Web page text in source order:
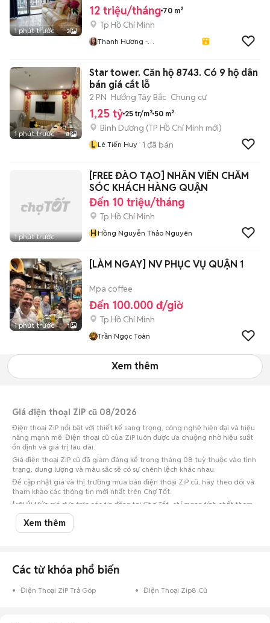
1 phút trước 3
12 triệu/tháng 70 m²
Tp Hồ Chí Minh
Thanh Hương -
1 phút trước 8
Star tower. Căn hộ 8743. Có 9 hộ dân
bán giá cắt lỗ
2 PN Hướng Tây Bắc Chung cư
1,25 tỷ 25 tr/m² 50 m²
Bình Dương (TP Hồ Chí Minh mới)
L Lê Tiến Huy 1 đã bán
1 phút trước
[FREE ĐÀO TẠO] NHÂN VIÊN CHĂM
SÓC KHÁCH HÀNG QUẬN
Đến 10 triệu/tháng
Tp Hồ Chí Minh
HHồng Nguyễn Thảo Nguyên
1 phút trước 1
[LÀM NGAY] NV PHỤC VỤ QUẬN 1
Mpa coffee
Đến 100.000 đ/giờ
Tp Hồ Chí Minh
Trần Ngọc Toàn
Xem thêm
Giá điện thoại ZiP cũ 08/2026
Điện thoại ZiP nổi bật với thiết kế sang trọng, công nghệ hiện đại và hiệu
năng mạnh mẽ. Điện thoại cũ của ZiP luôn được ưa chuộng nhờ hiệu suất
ổn định và giá trị lâu dài.
Giá điện thoại ZiP cũ đã giảm đáng kể trong tháng 08 tuỳ thuộc vào tình
trạng, dung lượng và màu sắc sẽ có sự chênh lệch khác nhau.
Để cập nhật giá và thị trường mua bán điện thoại ZiP cũ, hãy theo dõi và
tham khảo các thông tin mới nhất trên Chợ Tốt.
Lưu ý: Mức giá dựa trên các tin đăng tại Chợ Tốt, chỉ mang tính chất tham
khảo. Giá điện thoại ZiP cũ sẽ phụ thuộc vào tình trạng, phiên bản và các
thoả thuận khi mua bán.
giúp người dùng dễ dàng tìm kiếm và so sánh giá cả.
Xem thêm
Các từ khóa phổ biến
Điện Thoại ZiP Trả Góp Điện Thoại Zip8 Cũ